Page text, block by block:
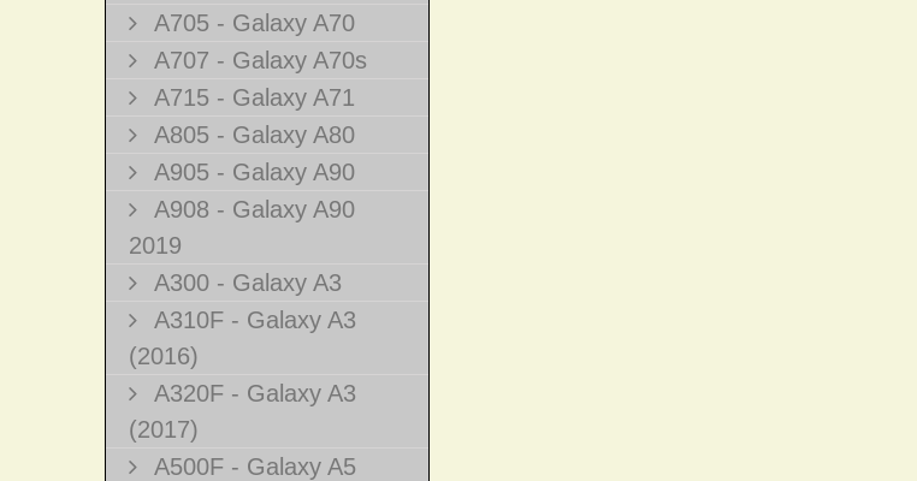
A705 - Galaxy A70
A707 - Galaxy A70s
A715 - Galaxy A71
A805 - Galaxy A80
A905 - Galaxy A90
A908 - Galaxy A90
2019
A300 - Galaxy A3
A310F - Galaxy A3
(2016)
A320F - Galaxy A3
(2017)
A500F - Galaxy A5